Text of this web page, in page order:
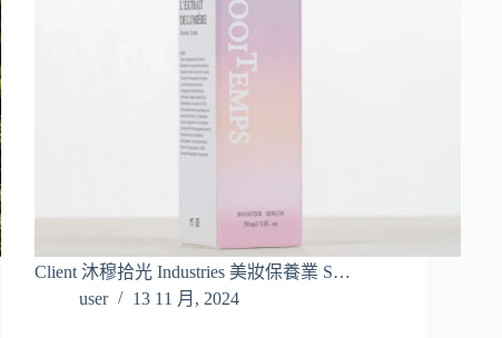
Client 沐穆拾光 Industries 美妝保養業 S…
user
13 11 月, 2024